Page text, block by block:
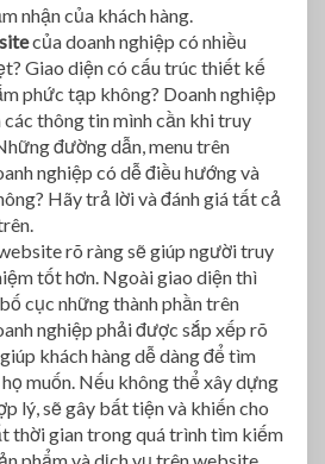
nhận của khách hàng.
của doanh nghiệp có nhiều
Giao diện có cấu trúc thiết kế
phức tạp không? Doanh nghiệp
thông tin mình cần khi truy
đường dẫn, menu trên
nghiệp có dễ điều hướng và
Hãy trả lời và đánh giá tất cả
rõ ràng sẽ giúp người truy
tốt hơn. Ngoài giao diện thì
cục những thành phần trên
nghiệp phải được sắp xếp rõ
khách hàng dễ dàng để tìm
muốn. Nếu không thể xây dựng
lý, sẽ gây bất tiện và khiến cho
thời gian trong quá trình tìm kiếm